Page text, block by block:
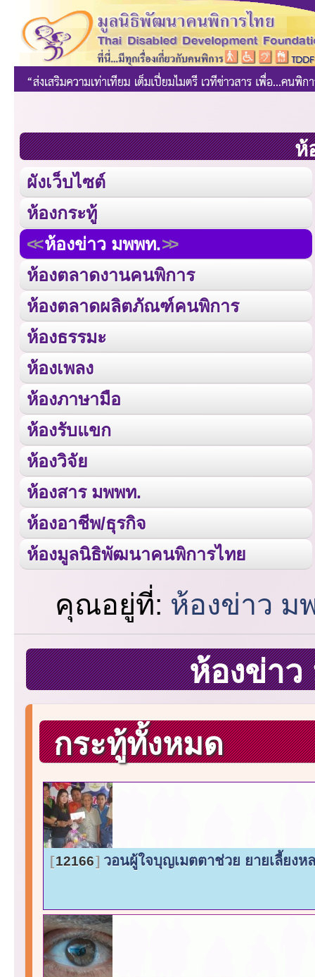
ห้
ผังเว็บไซต์
ห้องกระทู้
ห้องข่าว มพพท.
ห้องตลาดงานคนพิการ
ห้องตลาดผลิตภัณฑ์คนพิการ
ห้องธรรมะ
ห้องเพลง
ห้องภาษามือ
ห้องรับแขก
ห้องวิจัย
ห้องสาร มพพท.
ห้องอาชีพ/ธุรกิจ
ห้องมูลนิธิพัฒนาคนพิการไทย
คุณอยู่ที่: ห้องข่าว
ห้องข่า
กระทู้ทั้งหมด
12166 วอนผู้ใจบุญเมตตาช่วย ยายเลี้ยง